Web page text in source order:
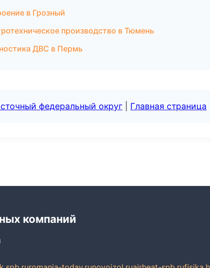
в Грозный
производство в Тюмень
ДВС в Пермь
федеральный округ Главная страница
компаний